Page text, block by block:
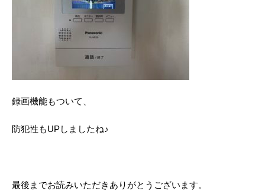
録画機能もついて、
防犯性もUPしましたね♪
最後までお読みいただきありがとうございます。